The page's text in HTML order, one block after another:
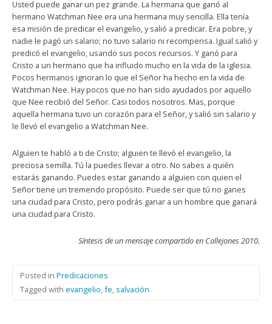
Usted puede ganar un pez grande. La hermana que ganó al
hermano Watchman Nee era una hermana muy sencilla. Ella tenía
esa misión de predicar el evangelio, y salió a predicar. Era pobre, y
nadie le pagó un salario; no tuvo salario ni recompensa. Igual salió y
predicó el evangelio, usando sus pocos recursos. Y ganó para
Cristo a un hermano que ha influido mucho en la vida de la iglesia.
Pocos hermanos ignoran lo que el Señor ha hecho en la vida de
Watchman Nee. Hay pocos que no han sido ayudados por aquello
que Nee recibió del Señor. Casi todos nosotros. Mas, porque
aquella hermana tuvo un corazón para el Señor, y salió sin salario y
le llevó el evangelio a Watchman Nee.
Alguien te habló a ti de Cristo; alguien te llevó el evangelio, la
preciosa semilla. Tú la puedes llevar a otro. No sabes a quién
estarás ganando. Puedes estar ganando a alguien con quien el
Señor tiene un tremendo propósito. Puede ser que tú no ganes
una ciudad para Cristo, pero podrás ganar a un hombre que ganará
una ciudad para Cristo.
Síntesis de un mensaje compartido en Callejones 2010.
Posted in Predicaciones
Tagged with evangelio,fe, salvación